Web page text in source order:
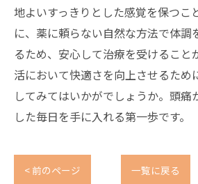
地よいすっきりとした感覚を保つこ
に、薬に頼らない自然な方法で体調
るため、安心して治療を受けること
活において快適さを向上させるため
してみてはいかがでしょうか。頭痛
した毎日を手に入れる第一歩です。
< 前のページ 一覧に戻る